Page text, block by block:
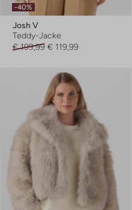
-40%
Josh V
Teddy-Jacke
€ 199,99 € 119,99